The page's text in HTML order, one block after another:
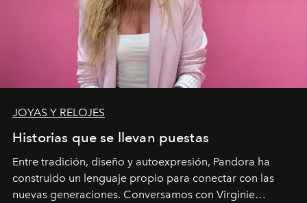
JOYAS Y RELOJES
Historias que se llevan puestas
Entre tradición, diseño y autoexpresión, Pandora ha
construido un lenguaje propio para conectar con las
nuevas generaciones. Conversamos con Virginie